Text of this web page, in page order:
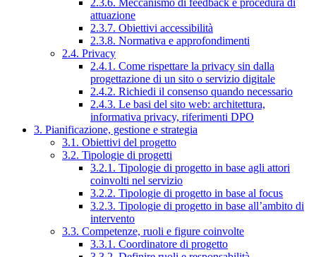
2.3.6. Meccanismo di feedback e procedura di
attuazione
2.3.7. Obiettivi accessibilità
2.3.8. Normativa e approfondimenti
2.4. Privacy
2.4.1. Come rispettare la privacy sin dalla
progettazione di un sito o servizio digitale
2.4.2. Richiedi il consenso quando necessario
2.4.3. Le basi del sito web: architettura,
informativa privacy, riferimenti DPO
3. Pianificazione, gestione e strategia
3.1. Obiettivi del progetto
3.2. Tipologie di progetti
3.2.1. Tipologie di progetto in base agli attori
coinvolti nel servizio
3.2.2. Tipologie di progetto in base al focus
3.2.3. Tipologie di progetto in base all’ambito di
intervento
3.3. Competenze, ruoli e figure coinvolte
3.3.1. Coordinatore di progetto